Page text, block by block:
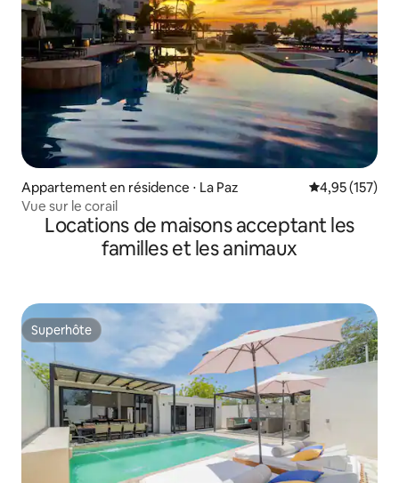
Appartement en résidence ⋅ La Paz Évaluation
4,95 (157)
Vue sur le corail
Locations de maisons acceptant les
familles et les animaux
Superhôte
Superhôte